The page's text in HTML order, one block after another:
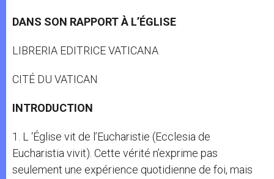
DANS SON RAPPORT À L’ÉGLISE
LIBRERIA EDITRICE VATICANA
CITÉ DU VATICAN
INTRODUCTION
1. L ‘Église vit de l’Eucharistie (Ecclesia de
Eucharistia vivit). Cette vérité n’exprime pas
seulement une expérience quotidienne de foi, mais